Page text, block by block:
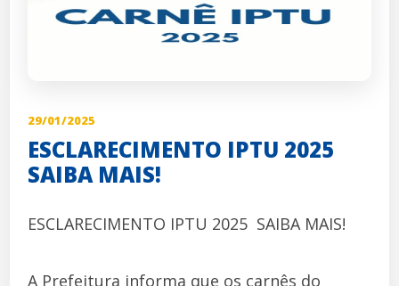
29/01/2025
ESCLARECIMENTO IPTU 2025 
SAIBA MAIS!
ESCLARECIMENTO IPTU 2025  SAIBA MAIS!
A Prefeitura informa que os carnês do